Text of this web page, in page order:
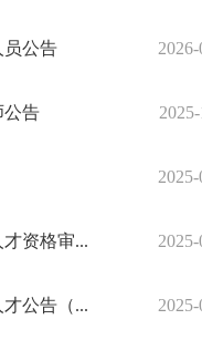
员公告
公告
资格审...
公告（...